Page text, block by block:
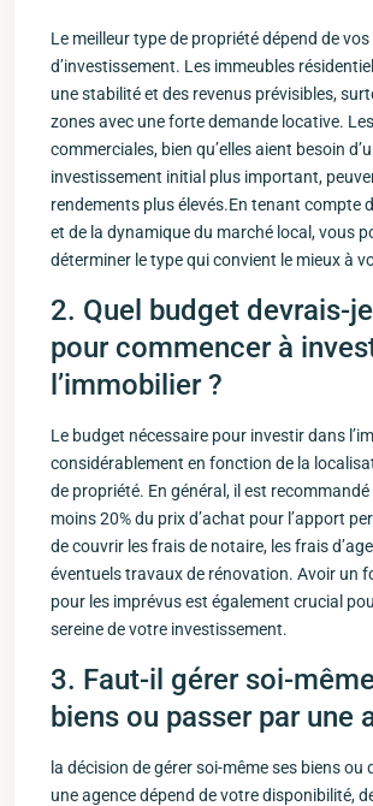
Le meilleur type de propriété dépend ‌de
d’investissement. Les immeubles
une stabilité et⁤ des revenus prévisibles,
zones ‌avec une forte demande locative.
commerciales, bien qu’elles aient besoin
investissement initial plus important,
rendements plus élevés.En tenant ⁤compte
et de la dynamique du marché local, vous
déterminer le type​ qui convient ‍le mieux à
2. Quel budget devrais-
pour ⁣commencer⁣ à⁤
l’immobilier⁤ ?
Le budget ⁣nécessaire pour investir dans
considérablement en fonction de la
de propriété. En général,‍ il est⁣
moins 20% du prix d’achat pour ⁢l’apport
de couvrir les frais de notaire, les frais
éventuels travaux de rénovation. Avoir un
pour les imprévus est‌ également crucial
sereine de votre investissement.
3. Faut-il gérer soi-
biens ou passer⁤ par une
la décision de gérer soi-même ses biens ou
une agence dépend de votre disponibilité,‌